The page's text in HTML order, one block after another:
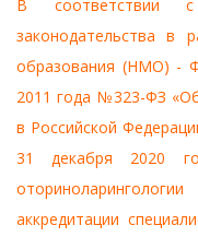
В соответствии с
законодательства в
образования (НМО) -
2011 года №323-ФЗ
в Российской
31 декабря 2020
аккредитации